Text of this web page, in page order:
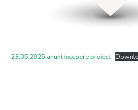
23.05.2025 anunt incepere proiect